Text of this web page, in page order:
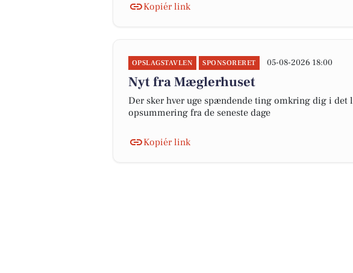
Kopiér link
OPSLAGSTAVLEN SPONSORERET 05-08-2026 18:00
Nyt fra Mæglerhuset
Der sker hver uge spændende ting omkring dig i
opsummering fra de seneste dage
Kopiér link